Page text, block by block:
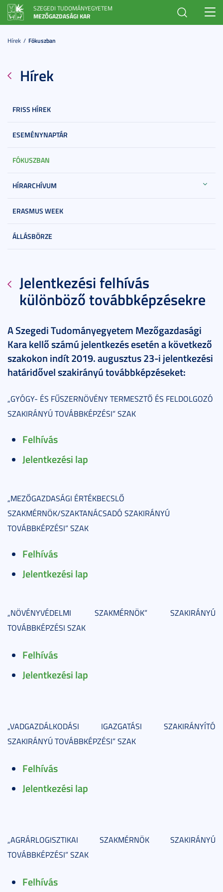
SZEGEDI TUDOMÁNYEGYETEM
MEZŐGAZDASÁGI KAR
Hírek Fókuszban
Hírek
FRISS HÍREK
ESEMÉNYNAPTÁR
FÓKUSZBAN
HÍRARCHÍVUM
ERASMUS WEEK
ÁLLÁSBÖRZE
Jelentkezési felhívás
különböző továbbképzésekre
A Szegedi Tudományegyetem Mezőgazdasági
Kara kellő számú jelentkezés esetén a következő
szakokon indít2019. augusztus 23-i jelentkezési
határidővel szakirányú továbbképzéseket:
„GYÓGY- ÉS FŰSZERNÖVÉNY TERMESZTŐ ÉS FELDOLGOZÓ
SZAKIRÁNYÚ TOVÁBBKÉPZÉSI” SZAK
Felhívás
Jelentkezési lap
„MEZŐGAZDASÁGI ÉRTÉKBECSLŐ
SZAKMÉRNÖK/SZAKTANÁCSADÓ SZAKIRÁNYÚ
TOVÁBBKÉPZÉSI” SZAK
Felhívás
Jelentkezési lap
„NÖVÉNYVÉDELMI SZAKMÉRNÖK” SZAKIRÁNYÚ
TOVÁBBKÉPZÉSI SZAK
Felhívás
Jelentkezési lap
„VADGAZDÁLKODÁSI IGAZGATÁSI SZAKIRÁNYÍTÓ
SZAKIRÁNYÚ TOVÁBBKÉPZÉSI” SZAK
Felhívás
Jelentkezési lap
„AGRÁRLOGISZTIKAI SZAKMÉRNÖK SZAKIRÁNYÚ
TOVÁBBKÉPZÉSI” SZAK
Felhívás